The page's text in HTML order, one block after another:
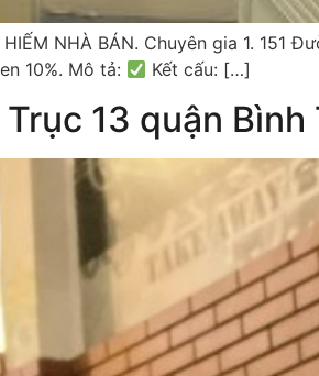
NHÀ BÁN. Chuyên gia 1. 151
10%. Mô tả:
Kết cấu: […]
13 quận Bình